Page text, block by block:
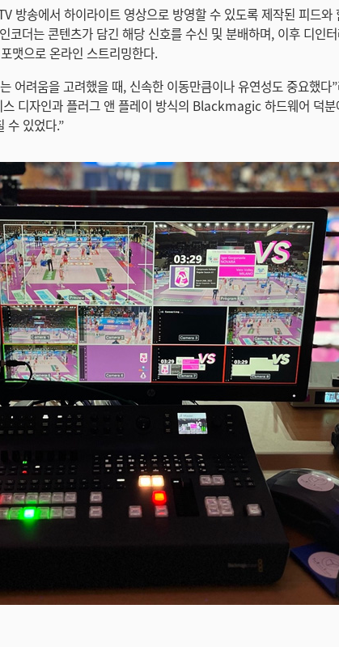
방송에서 하이라이트 영상으로 방영할 수 있도록 제작된 피드와
코더는 콘텐츠가 담긴 해당 신호를 수신 및 분배하며, 이후 디인
맷으로 온라인 스트리밍한다.
어려움을 고려했을 때, 신속한 이동만큼이나 유연성도 중요했다
스 디자인과 플러그 앤 플레이 방식의 Blackmagic 하드웨어 덕분
수 있었다.”